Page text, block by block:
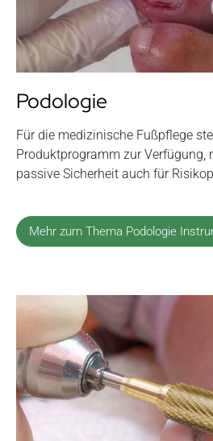
Podologie
Für die medizinische Fußpflege
Produktprogramm zur Verfügung,
passive Sicherheit auch für
Mehr zum Thema Podologie